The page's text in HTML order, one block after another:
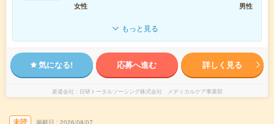
女性
男性
もっと見る
気になる! 応募へ進む 詳しく見る
派遣会社 日研トータルソーシング株式会社 メディカルケア事業部
未読 掲載日 2026/08/07